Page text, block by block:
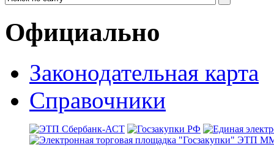
Официально
Законодательная карта
Справочники